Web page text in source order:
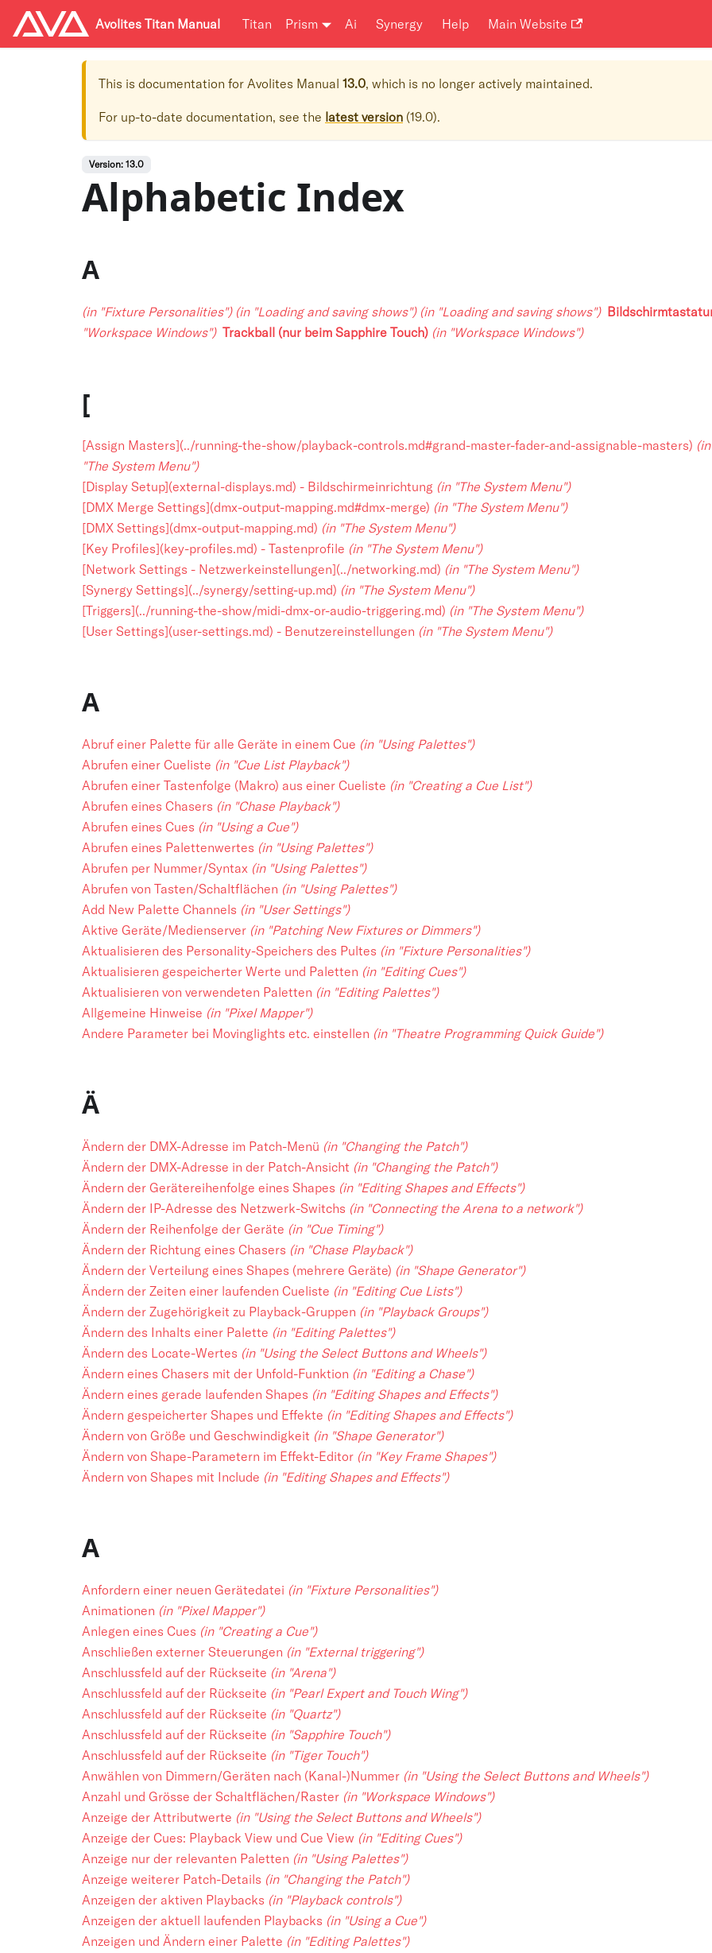
Avolites Titan Manual Titan Prism Ai Synergy Help Main Website
This is documentation for Avolites Manual 13.0, which is no longer actively maintained.
For up-to-date documentation, see the latest version (19.0).
Version: 13.0
Alphabetic Index
A
(in "Fixture Personalities") (in "Loading and saving shows") (in "Loading and saving shows")
"Workspace Windows") Trackball (nur beim Sapphire Touch) (in "Workspace Windows")
[
[Assign Masters](../running-the-show/playback-controls.md#grand-master-fader-and-assignable-masters) (in
"The System Menu")
[Display Setup](external-displays.md) - Bildschirmeinrichtung (in "The System Menu")
[DMX Merge Settings](dmx-output-mapping.md#dmx-merge) (in "The System Menu")
[DMX Settings](dmx-output-mapping.md) (in "The System Menu")
[Key Profiles](key-profiles.md) - Tastenprofile (in "The System Menu")
[Network Settings - Netzwerkeinstellungen](../networking.md) (in "The System Menu")
[Synergy Settings](../synergy/setting-up.md) (in "The System Menu")
[Triggers](../running-the-show/midi-dmx-or-audio-triggering.md) (in "The System Menu")
[User Settings](user-settings.md) - Benutzereinstellungen (in "The System Menu")
A
Abruf einer Palette für alle Geräte in einem Cue (in "Using Palettes")
Abrufen einer Cueliste (in "Cue List Playback")
Abrufen einer Tastenfolge (Makro) aus einer Cueliste (in "Creating a Cue List")
Abrufen eines Chasers (in "Chase Playback")
Abrufen eines Cues (in "Using a Cue")
Abrufen eines Palettenwertes (in "Using Palettes")
Abrufen per Nummer/Syntax (in "Using Palettes")
Abrufen von Tasten/Schaltflächen (in "Using Palettes")
Add New Palette Channels (in "User Settings")
Aktive Geräte/Medienserver (in "Patching New Fixtures or Dimmers")
Aktualisieren des Personality-Speichers des Pultes (in "Fixture Personalities")
Aktualisieren gespeicherter Werte und Paletten (in "Editing Cues")
Aktualisieren von verwendeten Paletten (in "Editing Palettes")
Allgemeine Hinweise (in "Pixel Mapper")
Andere Parameter bei Movinglights etc. einstellen (in "Theatre Programming Quick Guide")
Ä
Ändern der DMX-Adresse im Patch-Menü (in "Changing the Patch")
Ändern der DMX-Adresse in der Patch-Ansicht (in "Changing the Patch")
Ändern der Gerätereihenfolge eines Shapes (in "Editing Shapes and Effects")
Ändern der IP-Adresse des Netzwerk-Switchs (in "Connecting the Arena to a network")
Ändern der Reihenfolge der Geräte (in "Cue Timing")
Ändern der Richtung eines Chasers (in "Chase Playback")
Ändern der Verteilung eines Shapes (mehrere Geräte) (in "Shape Generator")
Ändern der Zeiten einer laufenden Cueliste (in "Editing Cue Lists")
Ändern der Zugehörigkeit zu Playback-Gruppen (in "Playback Groups")
Ändern des Inhalts einer Palette (in "Editing Palettes")
Ändern des Locate-Wertes (in "Using the Select Buttons and Wheels")
Ändern eines Chasers mit der Unfold-Funktion (in "Editing a Chase")
Ändern eines gerade laufenden Shapes (in "Editing Shapes and Effects")
Ändern gespeicherter Shapes und Effekte (in "Editing Shapes and Effects")
Ändern von Größe und Geschwindigkeit (in "Shape Generator")
Ändern von Shape-Parametern im Effekt-Editor (in "Key Frame Shapes")
Ändern von Shapes mit Include (in "Editing Shapes and Effects")
A
Anfordern einer neuen Gerätedatei (in "Fixture Personalities")
Animationen (in "Pixel Mapper")
Anlegen eines Cues (in "Creating a Cue")
Anschließen externer Steuerungen (in "External triggering")
Anschlussfeld auf der Rückseite (in "Arena")
Anschlussfeld auf der Rückseite (in "Pearl Expert and Touch Wing")
Anschlussfeld auf der Rückseite (in "Quartz")
Anschlussfeld auf der Rückseite (in "Sapphire Touch")
Anschlussfeld auf der Rückseite (in "Tiger Touch")
Anwählen von Dimmern/Geräten nach (Kanal-)Nummer (in "Using the Select Buttons and Wheels")
Anzahl und Grösse der Schaltflächen/Raster (in "Workspace Windows")
Anzeige der Attributwerte (in "Using the Select Buttons and Wheels")
Anzeige der Cues: Playback View und Cue View (in "Editing Cues")
Anzeige nur der relevanten Paletten (in "Using Palettes")
Anzeige weiterer Patch-Details (in "Changing the Patch")
Anzeigen der aktiven Playbacks (in "Playback controls")
Anzeigen der aktuell laufenden Playbacks (in "Using a Cue")
Anzeigen und Ändern einer Palette (in "Editing Palettes")